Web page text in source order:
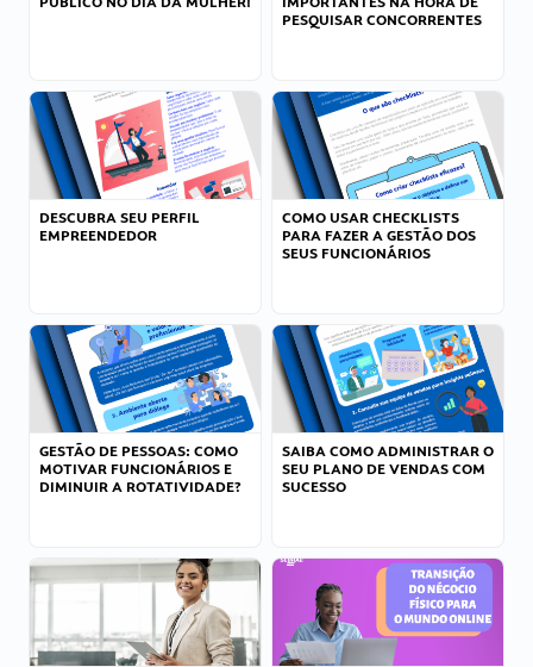
PESQUISAR CONCORRENTES
DESCUBRA SEU PERFIL
EMPREENDEDOR
COMO USAR CHECKLISTS
PARA FAZER A GESTÃO DOS
SEUS FUNCIONÁRIOS
GESTÃO DE PESSOAS: COMO
MOTIVAR FUNCIONÁRIOS E
DIMINUIR A ROTATIVIDADE?
SAIBA COMO ADMINISTRAR O
SEU PLANO DE VENDAS COM
SUCESSO